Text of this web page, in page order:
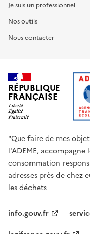
Je suis un professionnel
Nos outils
Nous contacter
RÉPUBLIQUE
FRANÇAISE
"Que faire de mes
l'ADEME,
consommation
adresses près de
les déchets
info.gouv.fr